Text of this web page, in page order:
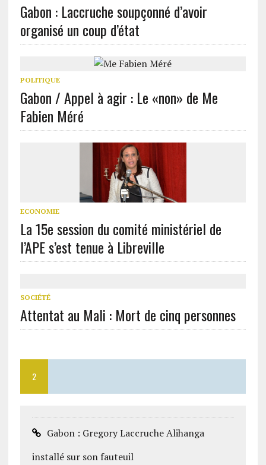
Gabon : Laccruche soupçonné d’avoir
organisé un coup d’état
POLITIQUE
Gabon / Appel à agir : Le «non» de Me
Fabien Méré
ECONOMIE
La 15e session du comité ministériel de
l’APE s’est tenue à Libreville
SOCIÉTÉ
Attentat au Mali : Mort de cinq personnes
2
Gabon : Gregory Laccruche Alihanga
installé sur son fauteuil